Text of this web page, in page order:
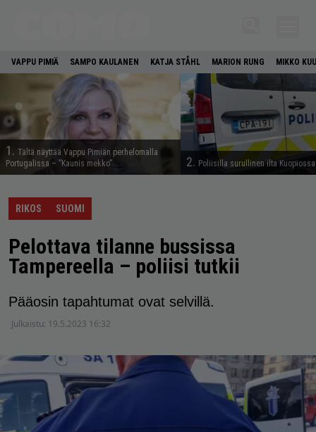
VAPPU PIMIÄ SAMPO KAULANEN KATJA STÅHL MARION RUNG MIKKO
1. Tältä näyttää Vappu Pimiän perhelomalla
Portugalissa – ”Kaunis mekko”
2. Poliisilla surullinen ilta
RIKOS SUOMI
Pelottava tilanne bussissa
Tampereella – poliisi tutkii
Pääosin tapahtumat ovat selvillä.
Julkaistu: 19.5.2023 16:32